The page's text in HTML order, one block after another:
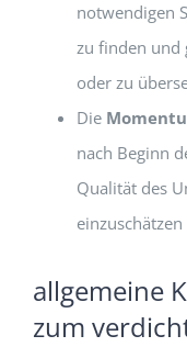
notwendigen
zu finden und
oder zu
Die
nach Beginn
Qualität des
allgemeine
zum